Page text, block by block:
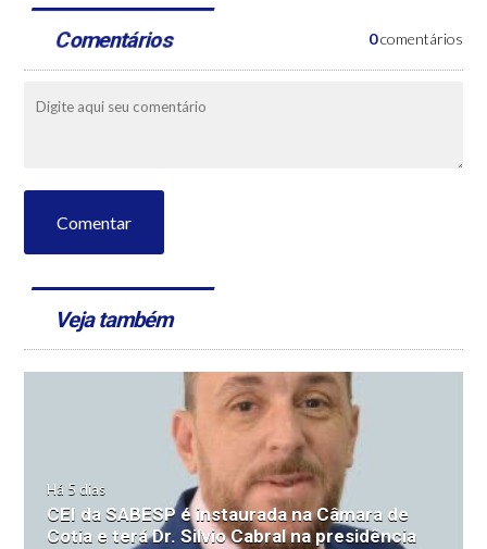
Comentários 0comentários
Comentar
Veja também
Há 5 dias
CEI da SABESP é instaurada na Câmara de
Cotia e terá Dr. Silvio Cabral na presidência